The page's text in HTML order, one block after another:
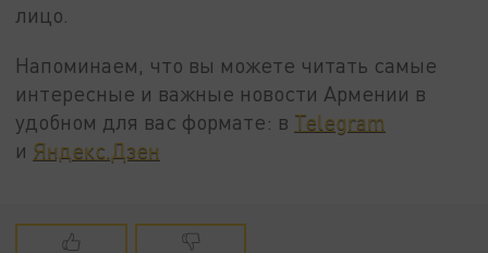
лицо.
Напоминаем, что вы можете читать самые
интересные и важные новости Армении в
удобном для вас формате: в Telegram
и Яндекс.Дзен